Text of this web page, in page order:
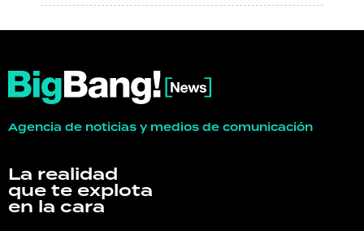
Agencia de noticias y medios de comunicación
La realidad
que te explota
en la cara